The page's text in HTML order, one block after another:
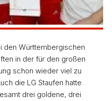
den Württembergischen
in der für den großen
schon wieder viel zu
die LG Staufen hatte
drei goldene, drei